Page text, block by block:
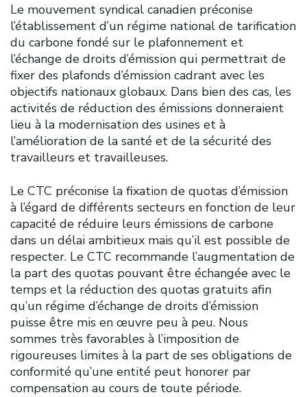
Le mouvement syndical canadien préconise
l’établissement d’un régime national de tarification
du carbone fondé sur le plafonnement et
l’échange de droits d’émission qui permettrait de
fixer des plafonds d’émission cadrant avec les
objectifs nationaux globaux. Dans bien des cas, les
activités de réduction des émissions donneraient
lieu à la modernisation des usines et à
l’amélioration de la santé et de la sécurité des
travailleurs et travailleuses.
Le CTC préconise la fixation de quotas d’émission
à l’égard de différents secteurs en fonction de leur
capacité de réduire leurs émissions de carbone
dans un délai ambitieux mais qu’il est possible de
respecter. Le CTC recommande l’augmentation de
la part des quotas pouvant être échangée avec le
temps et la réduction des quotas gratuits afin
qu’un régime d’échange de droits d’émission
puisse être mis en œuvre peu à peu. Nous
sommes très favorables à l’imposition de
rigoureuses limites à la part de ses obligations de
conformité qu’une entité peut honorer par
compensation au cours de toute période.